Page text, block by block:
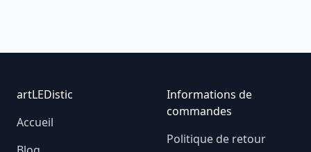
Footer
artLEDistic
Accueil
Informations de
commandes
Politique de retour